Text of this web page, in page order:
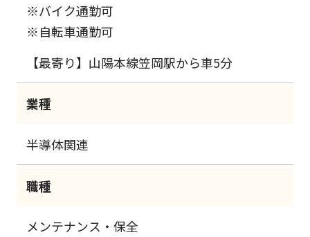
※バイク通勤可
※自転車通勤可
【最寄り】山陽本線笠岡駅から車5分
業種
半導体関連
職種
メンテナンス・保全